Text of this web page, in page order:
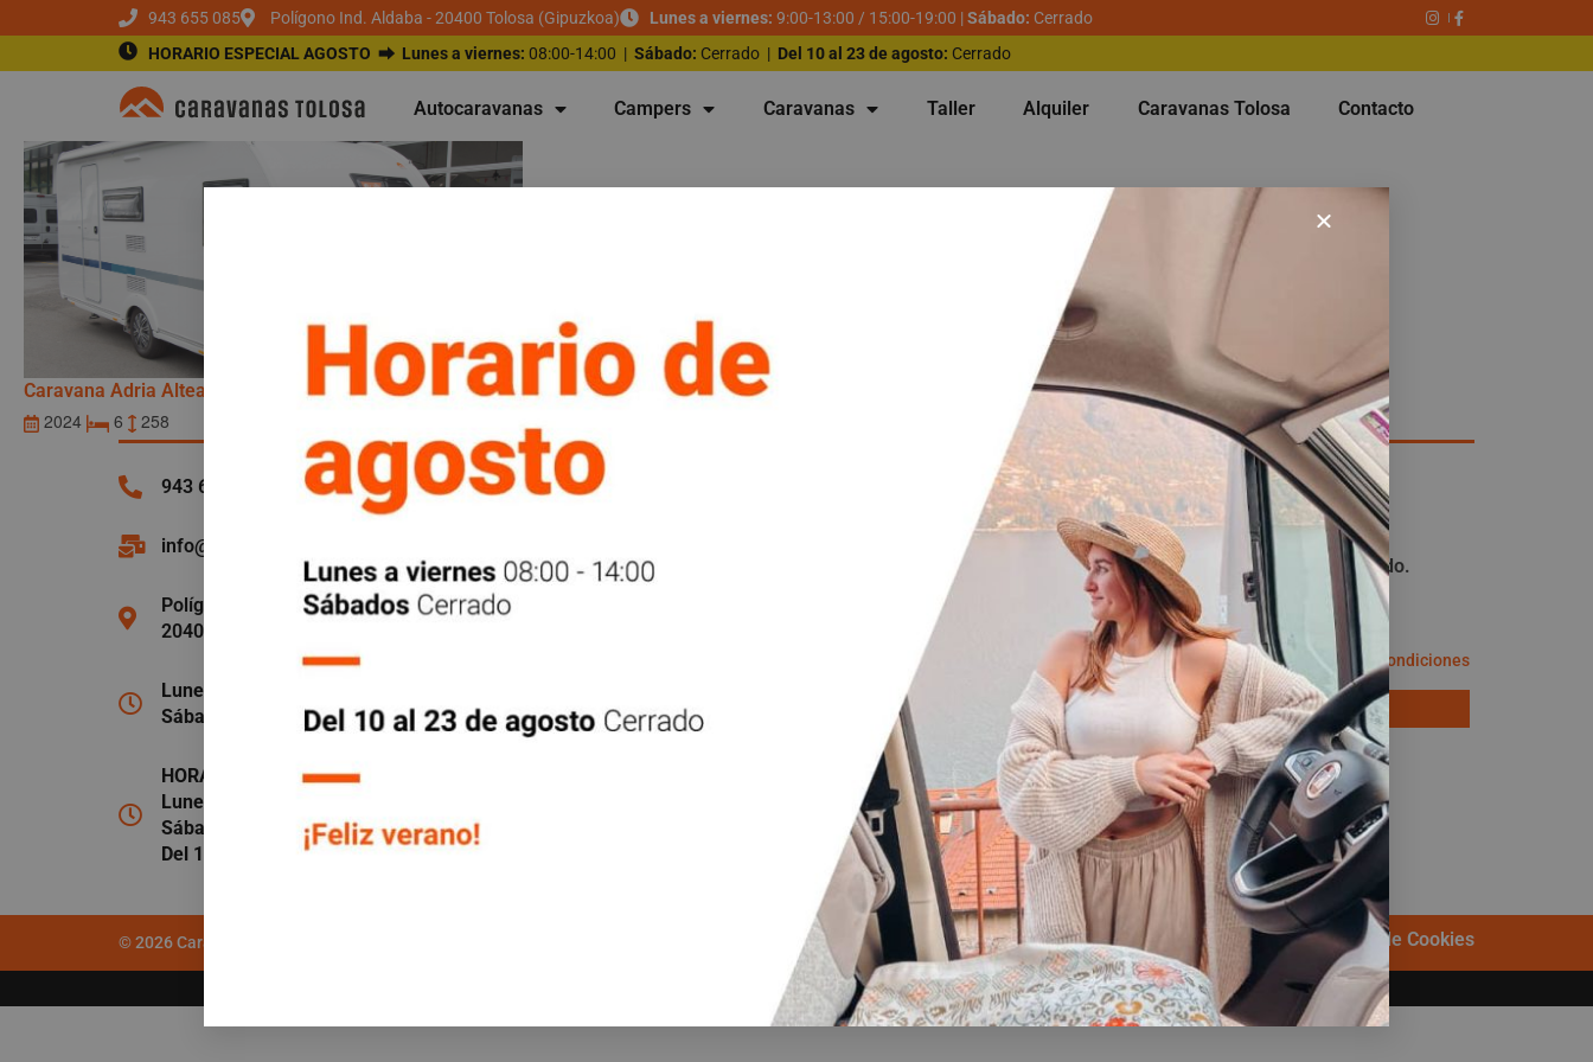
943 655 085 Polígono Ind. Aldaba - 20400 Tolosa (Gipuzkoa) Lunes a viernes: 9:00-13:00 / 15:00-19:00 |Sábado: Cerrado
HORARIO ESPECIAL AGOSTO ⮕ Lunes a viernes: 08:00-14:00 | Sábado: Cerrado | Del 10 al 23 de agosto: Cerrado
Autocaravanas Campers Caravanas Taller Alquiler Caravanas Tolosa Contacto
Caravanas
Caravana Adria Altea 472 PK Vendida
2024 6 258
943 655 085
info@caravanastolosa.com
Polígono Ind. Aldaba
20400 Tolosa (Gipuzkoa)
Lunes a viernes:
Sábado:
HORARIO ESPECIAL AGOSTO:
Lunes a viernes:
Sábado:
Del 10 al 23 de agosto: Cerrado
Caravanas Tolosa
Contacto
Newsletter
¡No te pierdas nada!
Date de alta y mantente informado.
He leído y acepto los términos y condiciones
© 2026 Caravanas Tolosa by Aviso legal Política de privacidad Política de Cookies
Política de Privacidad y Términos de Serviciode Google.